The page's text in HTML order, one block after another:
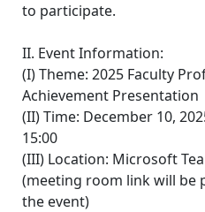
to participate.
II. Event Information:
(I) Theme: 2025 Faculty
Achievement Presentation
(II) Time: December 10,
15:00
(III) Location: Microsoft
(meeting room link will be
the event)